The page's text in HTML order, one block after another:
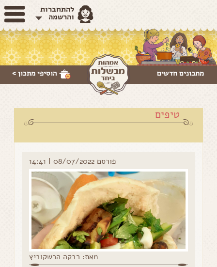
להתחברות
והרשמה
הוסיפי מתכון > מתכונים חדשים
טיפים
פורסם 08/07/2022 | 14:41
מאת: רבקה הרשקוביץ